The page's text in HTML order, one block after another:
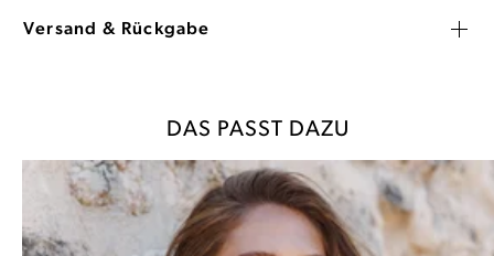
Versand & Rückgabe
DAS PASST DAZU